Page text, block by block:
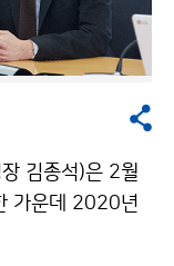
김종석)은 2월
가운데 2020년